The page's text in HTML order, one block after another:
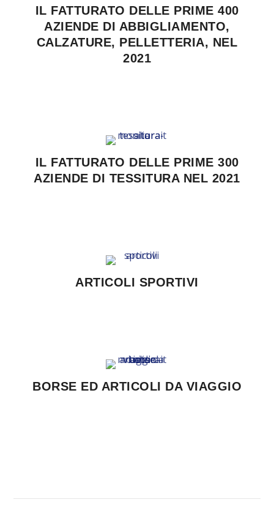
IL FATTURATO DELLE PRIME 400
AZIENDE DI ABBIGLIAMENTO,
CALZATURE, PELLETTERIA, NEL
2021
IL FATTURATO DELLE PRIME 300
AZIENDE DI TESSITURA NEL 2021
ARTICOLI SPORTIVI
BORSE ED ARTICOLI DA VIAGGIO